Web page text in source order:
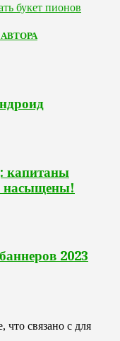
букет пионов
капитаны
насыщены!
2023
связано с для